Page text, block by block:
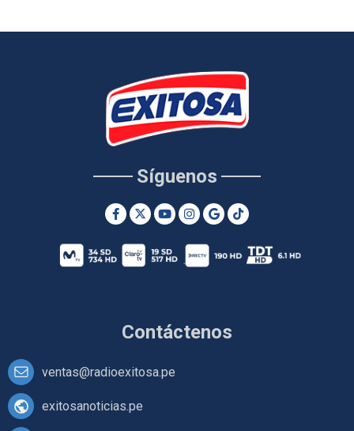
Contáctenos
ventas@radioexitosa.pe
exitosanoticias.pe
Síguenos